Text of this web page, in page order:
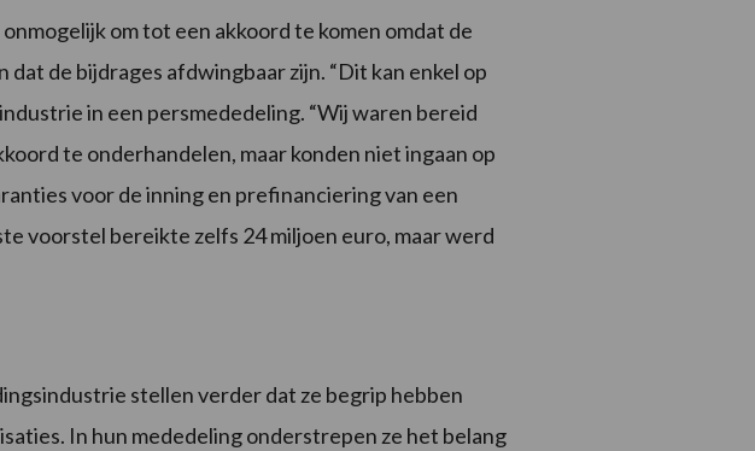
om tot een akkoord te komen omdat de
de bijdrages afdwingbaar zijn. “Dit kan enkel op
in een persmededeling. “Wij waren bereid
te onderhandelen, maar konden niet ingaan op
voor de inning en prefinanciering van een
voorstel bereikte zelfs 24 miljoen euro, maar werd
stellen verder dat ze begrip hebben
In hun mededeling onderstrepen ze het belang